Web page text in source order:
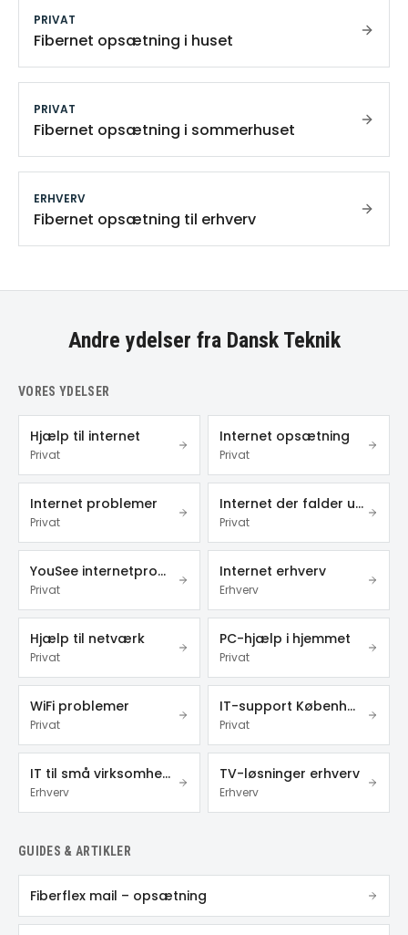
PRIVAT
Fibernet opsætning i huset
PRIVAT
Fibernet opsætning i sommerhuset
ERHVERV
Fibernet opsætning til erhverv
Andre ydelser fra Dansk Teknik
VORES YDELSER
Hjælp til internet
Privat
Internet opsætning
Privat
Internet problemer
Privat
Internet der falder ud
Privat
YouSee internetproblemer
Privat
Internet erhverv
Erhverv
Hjælp til netværk
Privat
PC-hjælp i hjemmet
Privat
WiFi problemer
Privat
IT-support København
Privat
IT til små virksomheder
Erhverv
TV-løsninger erhverv
Erhverv
GUIDES & ARTIKLER
Fiberflex mail – opsætning